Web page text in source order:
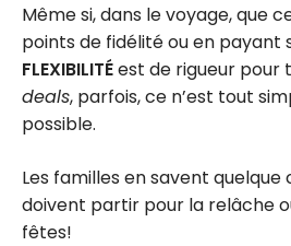
Même si, dans le voyage, que
points de fidélité ou en payant
FLEXIBILITÉest de rigueur pour
deals, parfois, ce n’est tout
possible.
Les familles en savent quelque
doivent partir pour la relâche
fêtes!